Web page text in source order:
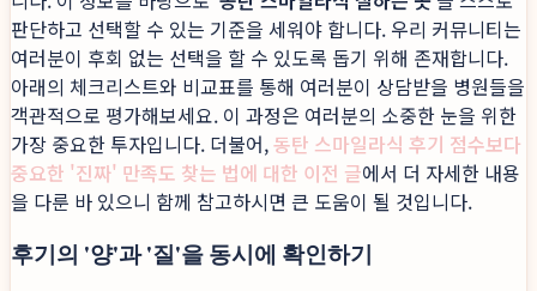
판단하고 선택할 수 있는 기준을 세워야 합니다. 우리 커뮤니티는
여러분이 후회 없는 선택을 할 수 있도록 돕기 위해 존재합니다.
아래의 체크리스트와 비교표를 통해 여러분이 상담받을 병원들을
객관적으로 평가해보세요. 이 과정은 여러분의 소중한 눈을 위한
가장 중요한 투자입니다. 더불어,동탄 스마일라식 후기 점수보다
중요한 '진짜' 만족도 찾는 법에 대한 이전 글에서 더 자세한 내용
을 다룬 바 있으니 함께 참고하시면 큰 도움이 될 것입니다.
후기의 '양'과 '질'을 동시에 확인하기